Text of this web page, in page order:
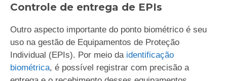
Controle de entrega de EPIs
Outro aspecto importante do ponto biométrico é seu
uso na gestão de Equipamentos de Proteção
Individual (EPIs). Por meio da identificação
biométrica, é possível registrar com precisão a